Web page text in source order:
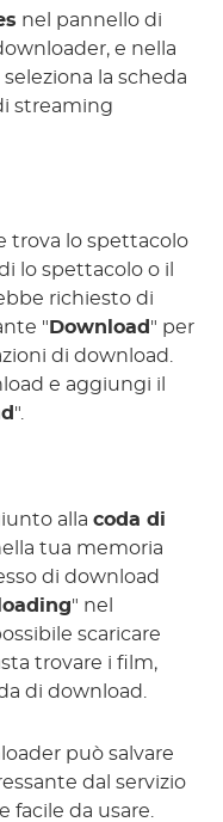
nel pannello di
e nella
la scheda
streaming
trova lo spettacolo
lo spettacolo o il
richiesto di
" Download " per
di download.
e aggiungi il
".
allacoda di
tua memoria
di download
" nel
scaricare
trovare i film,
di download.
può salvare
dal servizio
facile da usare.